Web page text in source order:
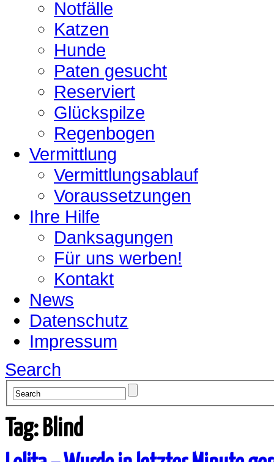
Notfälle
Katzen
Hunde
Paten gesucht
Reserviert
Glückspilze
Regenbogen
Vermittlung
Vermittlungsablauf
Voraussetzungen
Ihre Hilfe
Danksagungen
Für uns werben!
Kontakt
News
Datenschutz
Impressum
Search
Tag: Blind